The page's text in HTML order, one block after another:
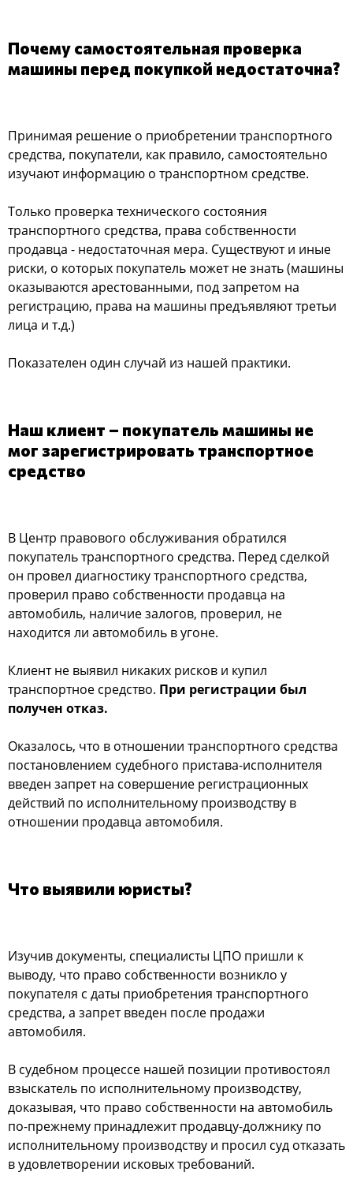
Почему самостоятельная проверка
машины перед покупкой недостаточна?
Принимая решение о приобретении транспортного
средства, покупатели, как правило, самостоятельно
изучают информацию о транспортном средстве.
Только проверка технического состояния
транспортного средства, права собственности
продавца - недостаточная мера. Существуют и иные
риски, о которых покупатель может не знать (машины
оказываются арестованными, под запретом на
регистрацию, права на машины предъявляют третьи
лица и т.д.)
Показателен один случай из нашей практики.
Наш клиент – покупатель машины не
мог зарегистрировать транспортное
средство
В Центр правового обслуживания обратился
покупатель транспортного средства. Перед сделкой
он провел диагностику транспортного средства,
проверил право собственности продавца на
автомобиль, наличие залогов, проверил, не
находится ли автомобиль в угоне.
Клиент не выявил никаких рисков и купил
транспортное средство. При регистрации был
получен отказ.
Оказалось, что в отношении транспортного средства
постановлением судебного пристава-исполнителя
введен запрет на совершение регистрационных
действий по исполнительному производству в
отношении продавца автомобиля.
Что выявили юристы?
Изучив документы, специалисты ЦПО пришли к
выводу, что право собственности возникло у
покупателя с даты приобретения транспортного
средства, а запрет введен после продажи
автомобиля.
В судебном процессе нашей позиции противостоял
взыскатель по исполнительному производству,
доказывая, что право собственности на автомобиль
по-прежнему принадлежит продавцу-должнику по
исполнительному производству и просил суд отказать
в удовлетворении исковых требований.